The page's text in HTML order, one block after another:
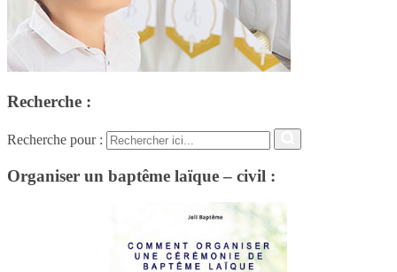
Recherche :
Recherche pour :
Organiser un baptême laïque – civil :